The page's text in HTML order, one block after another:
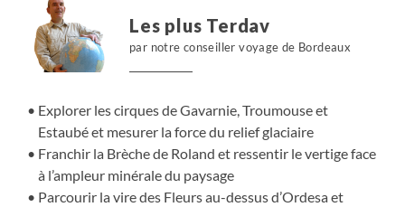
vire des Fleurs s’étire au-dessus du canyon d’Ordesa,
territoire partagé par isards et vautours. Le rythme
s’intensifie avec l’ascension du mont Perdu, point
culminant du parcours. Le retour par le canyon d’Anisclo
Sept jours d’itinérance, entre minéral et verdure, pour
ressentir toute la diversité des Pyrénées centrales.
Les plus Terdav
par notre conseiller voyage de Bordeaux
Explorer les cirques de Gavarnie, Troumouse et
Estaubé et mesurer la force du relief glaciaire
Franchir la Brèche de Roland et ressentir le vertige face
à l’ampleur minérale du paysage
Parcourir la vire des Fleurs au-dessus d’Ordesa et